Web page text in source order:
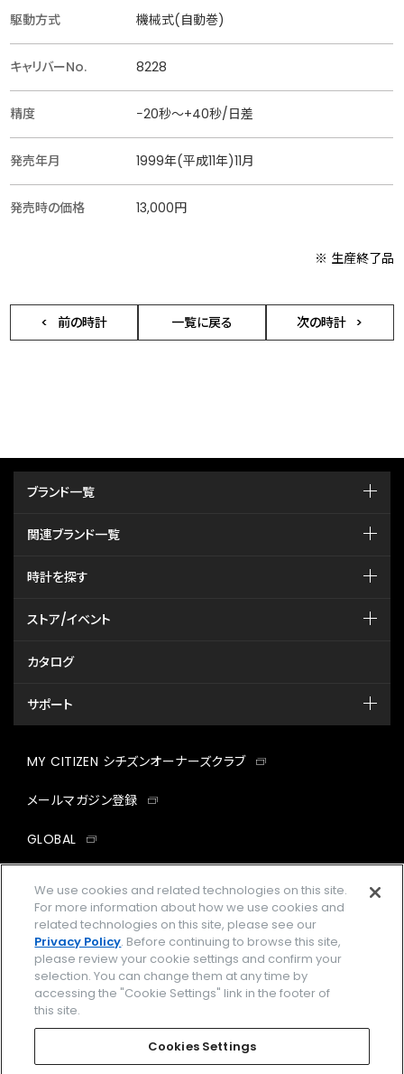
駆動方式 機械式(自動巻)
キャリバーNo. 8228
精度 −20秒〜+40秒/日差
発売年月 1999年(平成11年)11月
発売時の価格 13,000円
※ 生産終了品
前の時計 一覧に戻る 次の時計
ブランド一覧
関連ブランド一覧
時計を探す
ストア/イベント
カタログ
サポート
MY CITIZEN シチズンオーナーズクラブ
メールマガジン登録
GLOBAL
facebookinstagramtwitter
企業情報 ご利用規約
プライバシーポリシー Cookies Settings
Amazon PayはAmazon.com, Inc.またはその関連会社の商標です。
We use cookies and related technologies on this site.
For more information about how we use cookies and
related technologies on this site, please see our
Privacy Policy. Before continuing to browse this site,
please review your cookie settings and confirm your
selection. You can change them at any time by
accessing the "Cookie Settings" link in the footer of
this site.
Cookies Settings